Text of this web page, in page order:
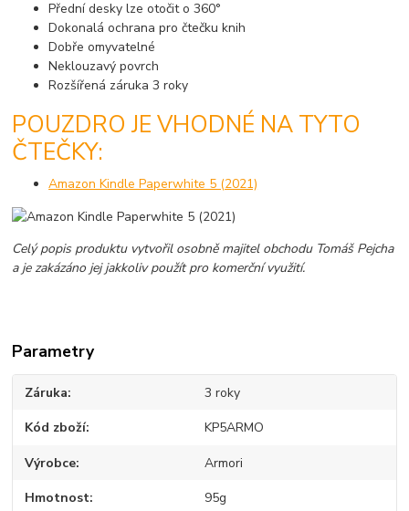
Přední desky lze otočit o 360°
Dokonalá ochrana pro čtečku knih
Dobře omyvatelné
Neklouzavý povrch
Rozšířená záruka 3 roky
POUZDRO JE VHODNÉ NA TYTO
ČTEČKY:
Amazon Kindle Paperwhite 5 (2021)
Celý popis produktu vytvořil osobně majitel obchodu Tomáš Pejcha
a je zakázáno jej jakkoliv použít pro komerční využití.
Parametry
Záruka 3 roky
Kód zboží KP5ARMO
Výrobce Armori
Hmotnost 95g